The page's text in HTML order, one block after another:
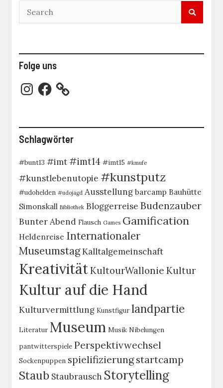
Folge uns
Instagram
Facebook
Schlagwörter
#bunt13 #imt #imt14 #imt15 #kmufe
#kunstlebenutopie #kunstputz
#udohelden #udojagd Ausstellung barcamp Bauhütte
Simonskall Bibliothek Bloggerreise Budenzauber
Bunter Abend Flausch Games Gamification
Heldenreise Internationaler
MuseumstagKalltalgemeinschaft
KreativitätKultourWallonie Kultur
Kultur auf die Hand
Kulturvermittlung Kunstfigur landpartie
Literatur Museum Musik Nibelungen
pantwitterspiele Perspektivwechsel
Sockenpuppen spielifizierungstartcamp
Staub Staubrausch Storytelling